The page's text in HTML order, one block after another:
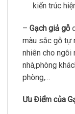
kiến trúc
– Gạch giả gỗ
màu sắc gỗ tự
nhiên cho ngôi
nhà,phòng
phòng,…
Ưu Điểm của